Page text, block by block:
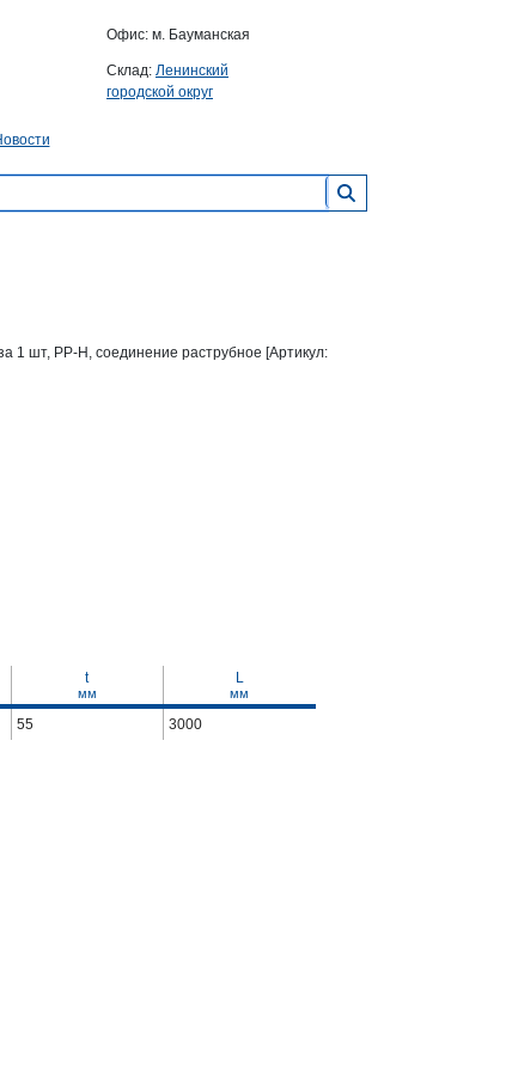
Офис: м. Бауманская
Склад: Ленинский
городской округ
1 шт, PP-H, соединение раструбное [Артикул:
t L
мм мм
55 3000